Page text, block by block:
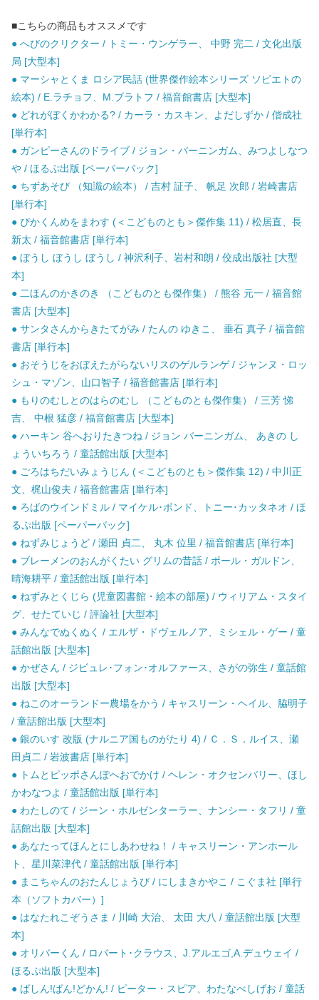
■こちらの商品もオススメです
● へびのクリクター / トミー・ウンゲラー、 中野 完二 / 文化出版
局 [大型本]
● マーシャとくま ロシア民話 (世界傑作絵本シリーズ ソビエトの
絵本) / E.ラチョフ、M.ブラトフ / 福音館書店 [大型本]
● どれがぼくかわかる? / カーラ・カスキン、よだしずか / 偕成社
[単行本]
● ガンピーさんのドライブ / ジョン・バーニンガム、みつよしなつ
や / ほるぷ出版 [ペーパーバック]
● ちずあそび （知識の絵本） / 吉村 証子、 帆足 次郎 / 岩崎書店
[単行本]
● ぴかくんめをまわす (＜こどものとも＞傑作集 11) / 松居直、長
新太 / 福音館書店 [単行本]
● ぼうし ぼうし ぼうし / 神沢利子、岩村和朗 / 佼成出版社 [大型
本]
● 二ほんのかきのき （こどものとも傑作集） / 熊谷 元一 / 福音館
書店 [大型本]
● サンタさんからきたてがみ / たんの ゆきこ、 垂石 真子 / 福音館
書店 [単行本]
● おそうじをおぼえたがらないリスのゲルランゲ / ジャンヌ・ロッ
シュ・マゾン、山口智子 / 福音館書店 [単行本]
● もりのむしとのはらのむし （こどものとも傑作集） / 三芳 悌
吉、 中根 猛彦 / 福音館書店 [大型本]
● ハーキン 谷へおりたきつね / ジョン バーニンガム、 あきの し
ょういちろう / 童話館出版 [大型本]
● ごろはちだいみょうじん (＜こどものとも＞傑作集 12) / 中川正
文、梶山俊夫 / 福音館書店 [単行本]
● ろばのウインドミル / マイケル･ボンド、トニー･カッタネオ / ほ
るぷ出版 [ペーパーバック]
● ねずみじょうど / 瀬田 貞二、 丸木 位里 / 福音館書店 [単行本]
● ブレーメンのおんがくたい グリムの昔話 / ポール・ガルドン、
晴海耕平 / 童話館出版 [単行本]
● ねずみとくじら (児童図書館・絵本の部屋) / ウィリアム・スタイ
グ、せたていじ / 評論社 [大型本]
● みんなでぬくぬく / エルザ・ドヴェルノア、ミシェル・ゲー / 童
話館出版 [大型本]
● かぜさん / ジビュレ･フォン･オルファース、さがの弥生 / 童話館
出版 [大型本]
● ねこのオーランドー農場をかう / キャスリーン・ヘイル、脇明子
/ 童話館出版 [大型本]
● 銀のいす 改版 (ナルニア国ものがたり 4) / Ｃ．Ｓ．ルイス、瀬
田貞二 / 岩波書店 [単行本]
● トムとピッポさんぽへおでかけ / ヘレン・オクセンバリー、ほし
かわなつよ / 童話館出版 [単行本]
● わたしのて / ジーン・ホルゼンターラー、ナンシー・タフリ / 童
話館出版 [大型本]
● あなたってほんとにしあわせね！ / キャスリーン・アンホール
ト、星川菜津代 / 童話館出版 [単行本]
● まこちゃんのおたんじょうび / にしまきかやこ / こぐま社 [単行
本（ソフトカバー）]
● はなたれこぞうさま / 川崎 大治、 太田 大八 / 童話館出版 [大型
本]
● オリバーくん / ロバート･クラウス、J.アルエゴ,A.デュウェイ /
ほるぷ出版 [大型本]
● ばしん!ばん!どかん! / ピーター・スピア、わたなべしげお / 童話